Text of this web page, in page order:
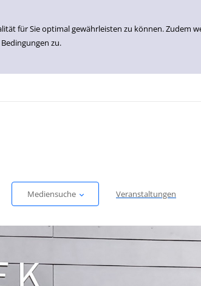
für Sie optimal gewährleisten zu können. Zudem
zu.
Mediensuche Veranstaltungen